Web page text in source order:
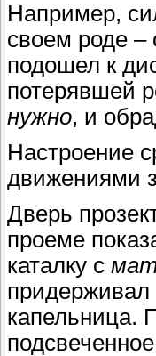
Например,
своем роде –
подошел к
потерявшей
нужно, и
Настроение
движениями
Дверь
проеме
каталку с
придерживал
капельница.